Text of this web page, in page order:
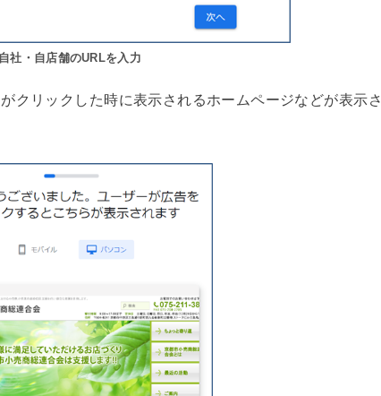
自社・自店舗のURLを入力
クリックした時に表示されるホームページなどが表示さ